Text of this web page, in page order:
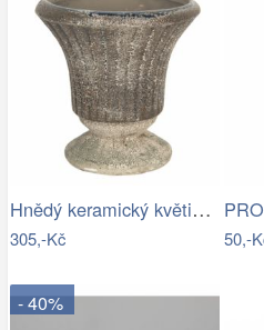
Hnědý keramický květináč s patinou v…
305,-Kč 50,-
- 40%